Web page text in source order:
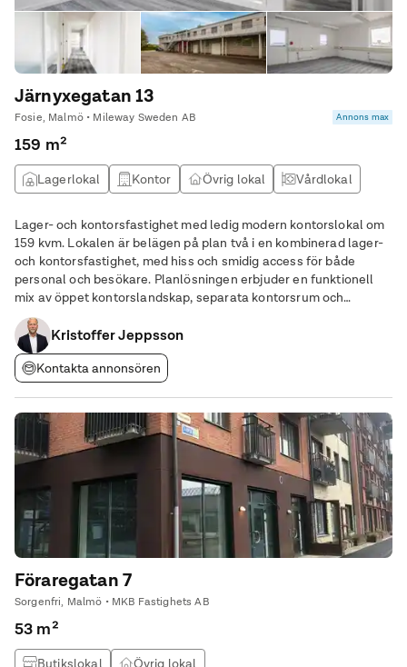
Järnyxegatan 13
Fosie, Malmö • Mileway Sweden AB Annons max
159 m²
Lagerlokal Kontor Övrig lokal Vårdlokal
Lager- och kontorsfastighet med ledig modern kontorslokal om
159 kvm. Lokalen är belägen på plan två i en kombinerad lager-
och kontorsfastighet, med hiss och smidig access för både
personal och besökare. Planlösningen erbjuder en funktionell
mix av öppet kontorslandskap, separata kontorsrum och
mötesrum, vilket skapar en flexibel arbetsmiljö för olika typer av
verksamheter. Här finns även
Kristoffer Jeppsson
Kontakta annonsören
Föraregatan 7
Sorgenfri, Malmö • MKB Fastighets AB
53 m²
Butikslokal Övrig lokal